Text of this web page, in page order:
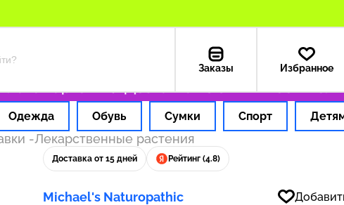
Заказы Избранное
картой РФ Доставка из США — 199 ₽ Только
Одежда Обувь Сумки Спорт
-Лекарственные растения
Доставка от 15 дней Рейтинг (4.8)
Michael's Naturopathic